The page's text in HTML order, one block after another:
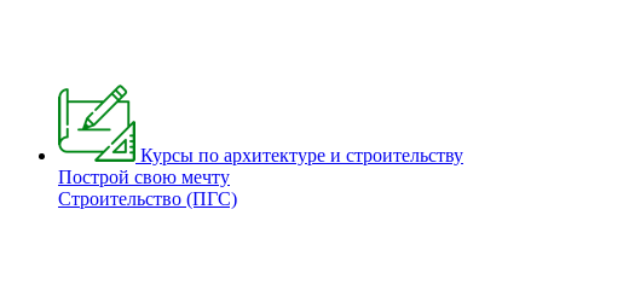
Курсы по архитектуре и строительству
Построй свою мечту
Строительство (ПГС)